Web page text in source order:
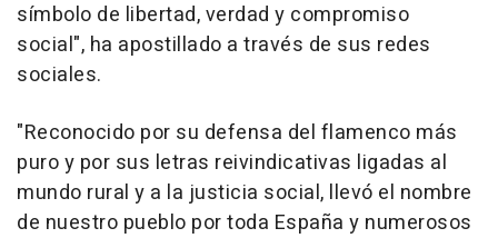
símbolo de libertad, verdad y compromiso
social", ha apostillado a través de sus redes
sociales.
"Reconocido por su defensa del flamenco más
puro y por sus letras reivindicativas ligadas al
mundo rural y a la justicia social, llevó el nombre
de nuestro pueblo por toda España y numerosos